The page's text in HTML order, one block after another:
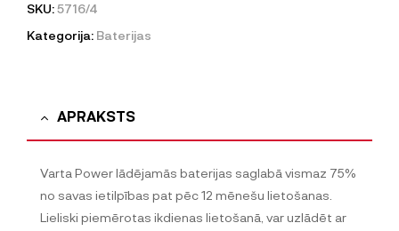
SKU:5716/4
Kategorija: Baterijas
APRAKSTS
Varta Power lādējamās baterijas saglabā vismaz 75%
no savas ietilpības pat pēc 12 mēnešu lietošanas.
Lieliski piemērotas ikdienas lietošanā, var uzlādēt ar